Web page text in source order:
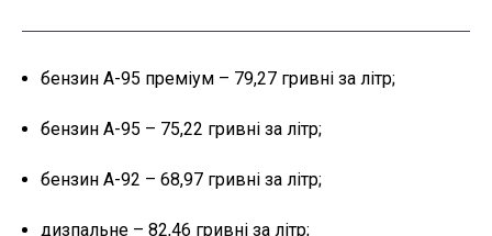
бензин А-95 преміум – 79,27 гривні за літр;
бензин А-95 – 75,22 гривні за літр;
бензин А-92 – 68,97 гривні за літр;
дизпальне – 82,46 гривні за літр;